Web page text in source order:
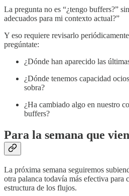
La pregunta no es “¿tengo buffers?”
adecuados para mi contexto actual?”
Y eso requiere revisarlo
pregúntate:
¿Dónde han aparecido las
¿Dónde tenemos capacidad
sobra?
¿Ha cambiado algo en nuestro
buffers?
Para la semana que
La próxima semana seguiremos
otra palanca todavía más efectiva para
estructura de los flujos.